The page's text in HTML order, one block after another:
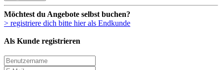
Möchtest du Angebote selbst buchen?
> registriere dich bitte hier als Endkunde
Als Kunde registrieren